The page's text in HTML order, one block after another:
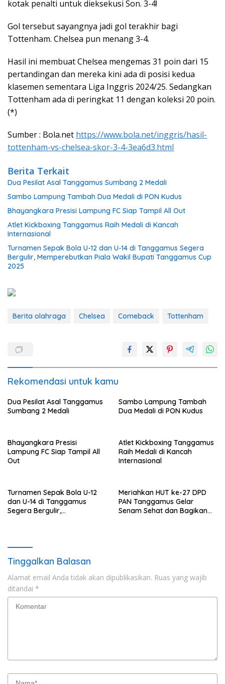
kotak penalti untuk dieksekusi Son. 3-4!
Gol tersebut sayangnya jadi gol terakhir bagi
Tottenham. Chelsea pun menang 3-4.
Hasil ini membuat Chelsea mengemas 31 poin dari 15
pertandingan dan mereka kini ada di posisi kedua
klasemen sementara Liga Inggris 2024/25. Sedangkan
Tottenham ada di peringkat 11 dengan koleksi 20 poin.
(*)
Sumber : Bola.net https://www.bola.net/inggris/hasil-
tottenham-vs-chelsea-skor-3-4-3ea6d3.html
Berita Terkait
Dua Pesilat Asal Tanggamus Sumbang 2 Medali
Sambo Lampung Tambah Dua Medali di PON Kudus
Bhayangkara Presisi Lampung FC Siap Tampil All Out
Atlet Kickboxing Tanggamus Raih Medali di Kancah
Internasional
Turnamen Sepak Bola U-12 dan U-14 di Tanggamus Segera
Bergulir, Memperebutkan Piala Wakil Bupati Tanggamus Cup
2025
Berita olahraga Chelsea Comeback Tottenham
Rekomendasi untuk kamu
Dua Pesilat Asal Tanggamus
Sumbang 2 Medali
Sambo Lampung Tambah
Dua Medali di PON Kudus
Bhayangkara Presisi
Lampung FC Siap Tampil All
Out
Atlet Kickboxing Tanggamus
Raih Medali di Kancah
Internasional
Turnamen Sepak Bola U-12
dan U-14 di Tanggamus
Segera Bergulir,
Meriahkan HUT ke-27 DPD
PAN Tanggamus Gelar
Senam Sehat dan Bagikan
Tinggalkan Balasan
Alamat email Anda tidak akan dipublikasikan. Ruas yang wajib
ditandai *